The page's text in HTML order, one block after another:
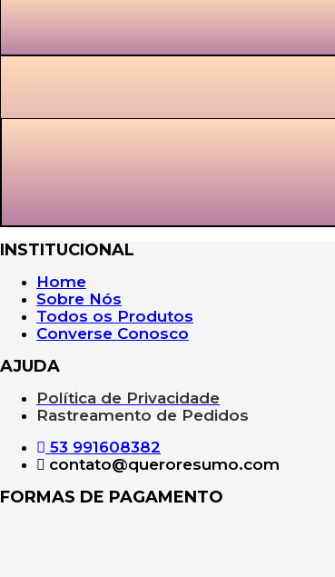
INSTITUCIONAL
Home
Sobre Nós
Todos os Produtos
Converse Conosco
AJUDA
Política de Privacidade
Rastreamento de Pedidos
53 991608382
contato@queroresumo.com
FORMAS DE PAGAMENTO